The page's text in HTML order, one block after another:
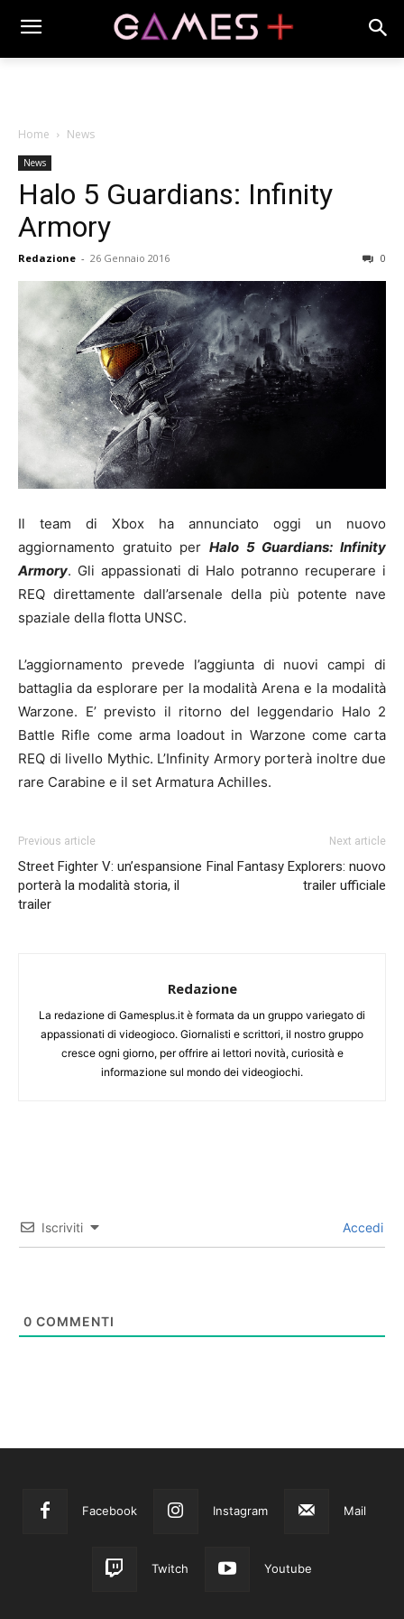
Home News
News
Halo 5 Guardians: Infinity
Armory
Redazione - 26 Gennaio 2016 0
Il team di Xbox ha annunciato oggi un nuovo
aggiornamento gratuito per Halo 5 Guardians: Infinity
Armory. Gli appassionati di Halo potranno recuperare i
REQ direttamente dall’arsenale della più potente nave
spaziale della flotta UNSC.
L’aggiornamento prevede l’aggiunta di nuovi campi di
battaglia da esplorare per la modalità Arena e la modalità
Warzone. E’ previsto il ritorno del leggendario Halo 2
Battle Rifle come arma loadout in Warzone come carta
REQ di livello Mythic. L’Infinity Armory porterà inoltre due
rare Carabine e il set Armatura Achilles.
Previous article
Street Fighter V: un’espansione
porterà la modalità storia, il
trailer
Next article
Final Fantasy Explorers: nuovo
trailer ufficiale
Redazione
La redazione di Gamesplus.it è formata da un gruppo variegato di
appassionati di videogioco. Giornalisti e scrittori, il nostro gruppo
cresce ogni giorno, per offrire ai lettori novità, curiosità e
informazione sul mondo dei videogiochi.
Iscriviti Accedi
0 COMMENTI
Facebook Instagram Mail
Twitch Youtube